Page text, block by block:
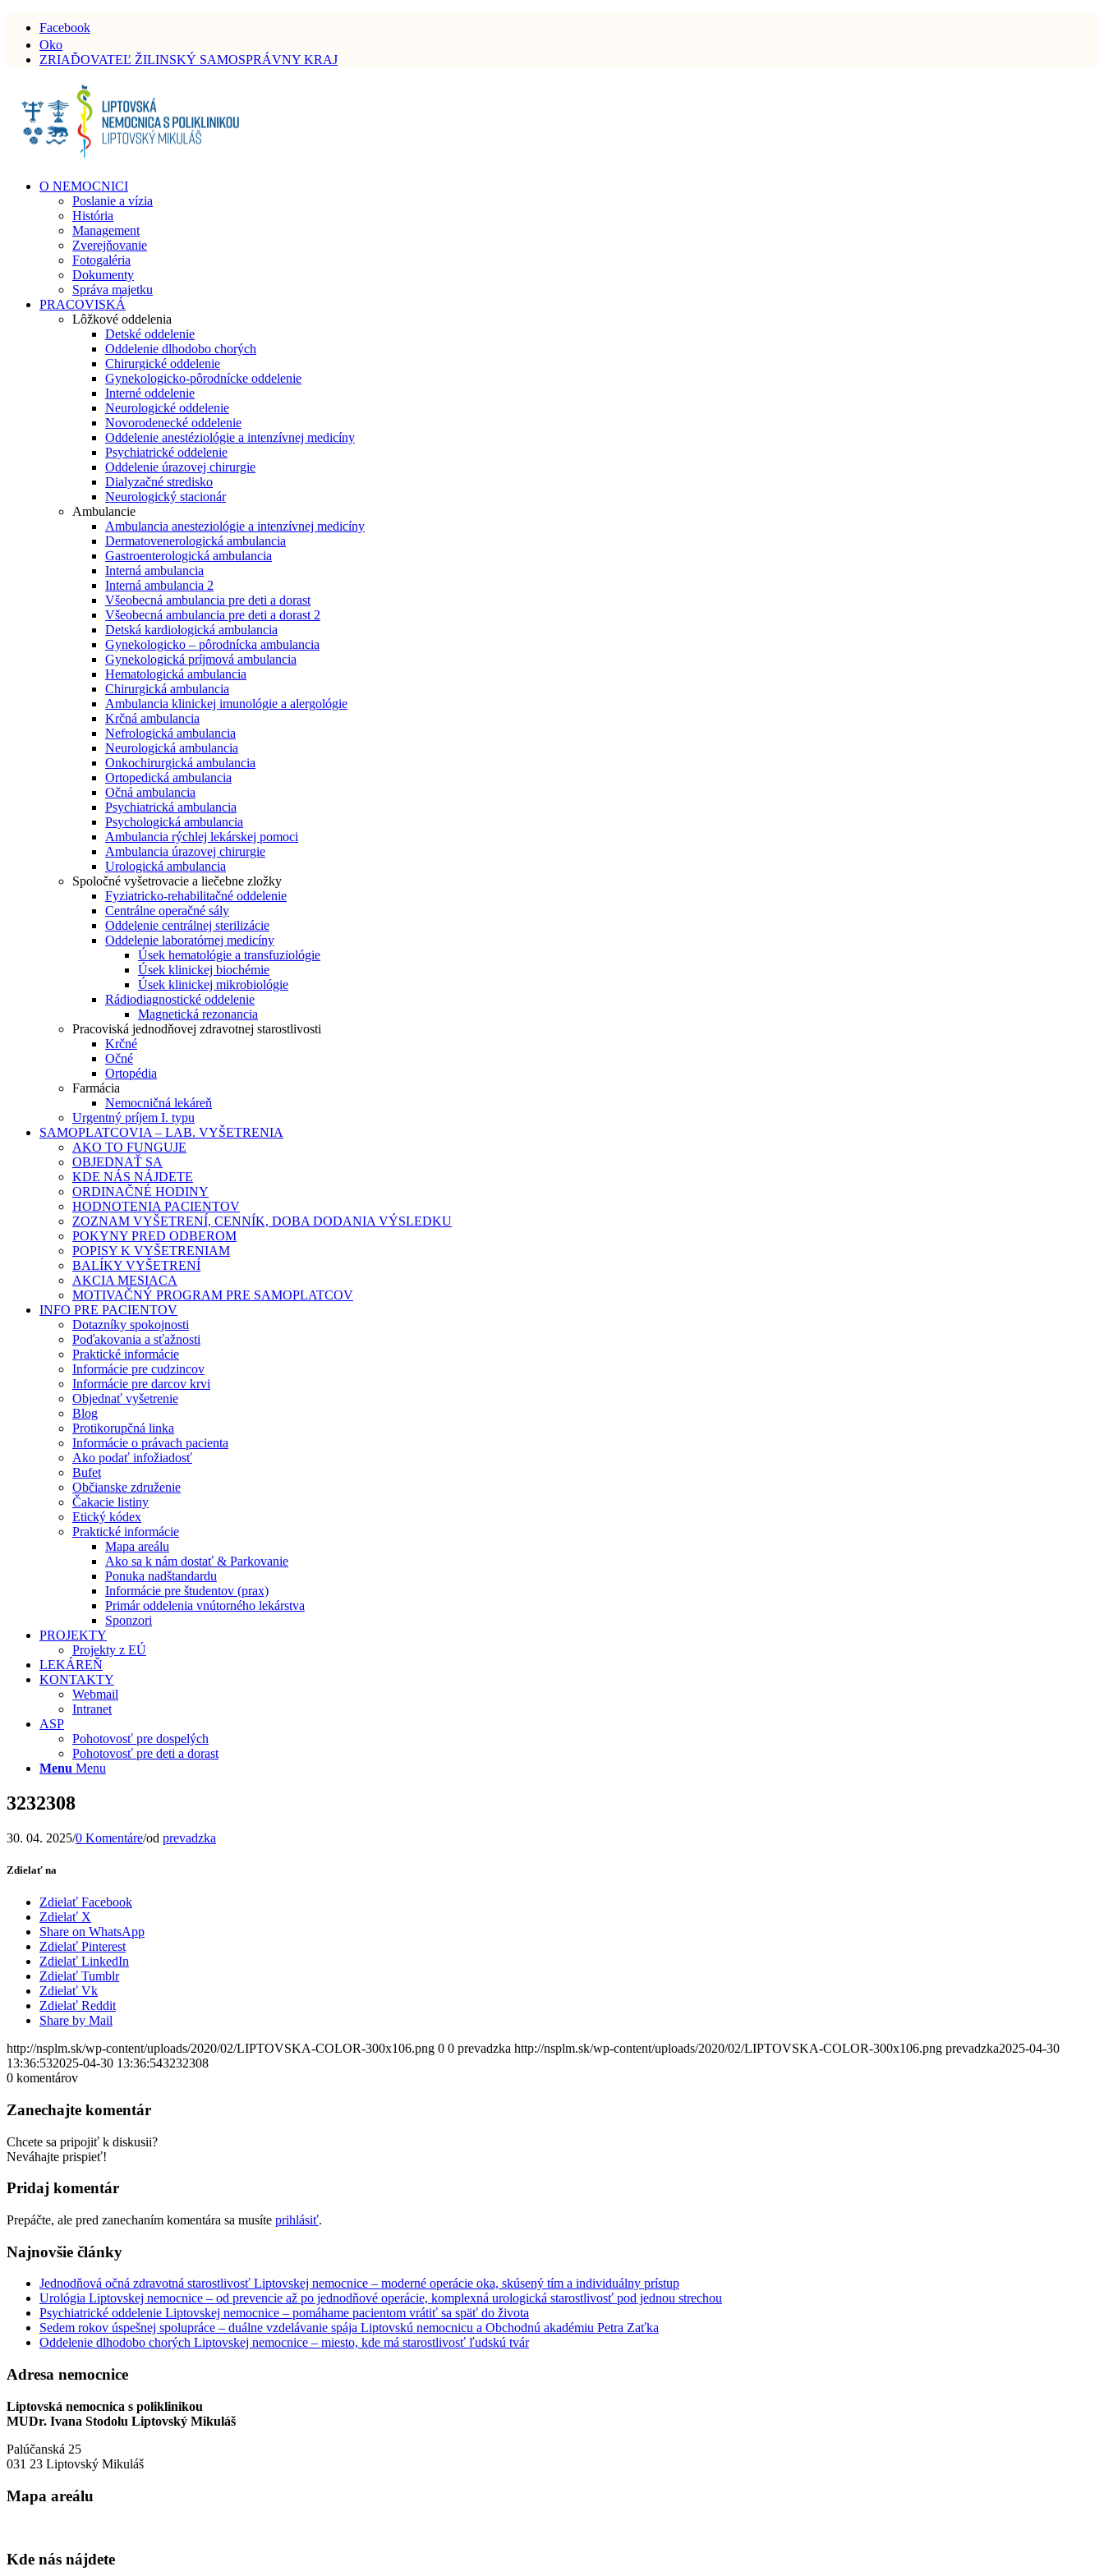
Facebook
Oko
ZRIAĎOVATEĽ ŽILINSKÝ SAMOSPRÁVNY KRAJ
O NEMOCNICI
Poslanie a vízia
História
Management
Zverejňovanie
Fotogaléria
Dokumenty
Správa majetku
PRACOVISKÁ
Lôžkové oddelenia
Detské oddelenie
Oddelenie dlhodobo chorých
Chirurgické oddelenie
Gynekologicko-pôrodnícke oddelenie
Interné oddelenie
Neurologické oddelenie
Novorodenecké oddelenie
Oddelenie anestéziológie a intenzívnej medicíny
Psychiatrické oddelenie
Oddelenie úrazovej chirurgie
Dialyzačné stredisko
Neurologický stacionár
Ambulancie
Ambulancia anesteziológie a intenzívnej medicíny
Dermatovenerologická ambulancia
Gastroenterologická ambulancia
Interná ambulancia
Interná ambulancia 2
Všeobecná ambulancia pre deti a dorast
Všeobecná ambulancia pre deti a dorast 2
Detská kardiologická ambulancia
Gynekologicko – pôrodnícka ambulancia
Gynekologická príjmová ambulancia
Hematologická ambulancia
Chirurgická ambulancia
Ambulancia klinickej imunológie a alergológie
Krčná ambulancia
Nefrologická ambulancia
Neurologická ambulancia
Onkochirurgická ambulancia
Ortopedická ambulancia
Očná ambulancia
Psychiatrická ambulancia
Psychologická ambulancia
Ambulancia rýchlej lekárskej pomoci
Ambulancia úrazovej chirurgie
Urologická ambulancia
Spoločné vyšetrovacie a liečebne zložky
Fyziatricko-rehabilitačné oddelenie
Centrálne operačné sály
Oddelenie centrálnej sterilizácie
Oddelenie laboratórnej medicíny
Úsek hematológie a transfuziológie
Úsek klinickej biochémie
Úsek klinickej mikrobiológie
Rádiodiagnostické oddelenie
Magnetická rezonancia
Pracoviská jednodňovej zdravotnej starostlivosti
Krčné
Očné
Ortopédia
Farmácia
Nemocničná lekáreň
Urgentný príjem I. typu
SAMOPLATCOVIA – LAB. VYŠETRENIA
AKO TO FUNGUJE
OBJEDNAŤ SA
KDE NÁS NÁJDETE
ORDINAČNÉ HODINY
HODNOTENIA PACIENTOV
ZOZNAM VYŠETRENÍ, CENNÍK, DOBA DODANIA VÝSLEDKU
POKYNY PRED ODBEROM
POPISY K VYŠETRENIAM
BALÍKY VYŠETRENÍ
AKCIA MESIACA
MOTIVAČNÝ PROGRAM PRE SAMOPLATCOV
INFO PRE PACIENTOV
Dotazníky spokojnosti
Poďakovania a sťažnosti
Praktické informácie
Informácie pre cudzincov
Informácie pre darcov krvi
Objednať vyšetrenie
Blog
Protikorupčná linka
Informácie o právach pacienta
Ako podať infožiadosť
Bufet
Občianske združenie
Čakacie listiny
Etický kódex
Praktické informácie
Mapa areálu
Ako sa k nám dostať & Parkovanie
Ponuka nadštandardu
Informácie pre študentov (prax)
Primár oddelenia vnútorného lekárstva
Sponzori
PROJEKTY
Projekty z EÚ
LEKÁREŇ
KONTAKTY
Webmail
Intranet
ASP
Pohotovosť pre dospelých
Pohotovosť pre deti a dorast
Menu Menu
3232308
30. 04. 2025/0 Komentáre/od prevadzka
Zdielať na
Zdielať Facebook
Zdielať X
Share on WhatsApp
Zdielať Pinterest
Zdielať LinkedIn
Zdielať Tumblr
Zdielať Vk
Zdielať Reddit
Share by Mail
http://nsplm.sk/wp-content/uploads/2020/02/LIPTOVSKA-COLOR-300x106.png 0 0 prevadzka http://nsplm.sk/wp-content/uploads/2020/02/LIPTOVSKA-COLOR-300x106.png prevadzka2025-04-30
13:36:532025-04-30 13:36:543232308
0 komentárov
Zanechajte komentár
Chcete sa pripojiť k diskusii?
Neváhajte prispieť!
Pridaj komentár
Prepáčte, ale pred zanechaním komentára sa musíte prihlásiť.
Najnovšie články
Jednodňová očná zdravotná starostlivosť Liptovskej nemocnice – moderné operácie oka, skúsený tím a individuálny prístup
Urológia Liptovskej nemocnice – od prevencie až po jednodňové operácie, komplexná urologická starostlivosť pod jednou strechou
Psychiatrické oddelenie Liptovskej nemocnice – pomáhame pacientom vrátiť sa späť do života
Sedem rokov úspešnej spolupráce – duálne vzdelávanie spája Liptovskú nemocnicu a Obchodnú akadémiu Petra Zaťka
Oddelenie dlhodobo chorých Liptovskej nemocnice – miesto, kde má starostlivosť ľudskú tvár
Adresa nemocnice
Liptovská nemocnica s poliklinikou
MUDr. Ivana Stodolu Liptovský Mikuláš
Palúčanská 25
031 23 Liptovský Mikuláš
Mapa areálu
Kde nás nájdete